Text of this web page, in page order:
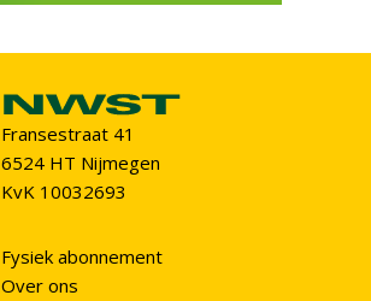
Fransestraat 41
6524 HT Nijmegen
KvK 10032693
Fysiek abonnement
Over ons